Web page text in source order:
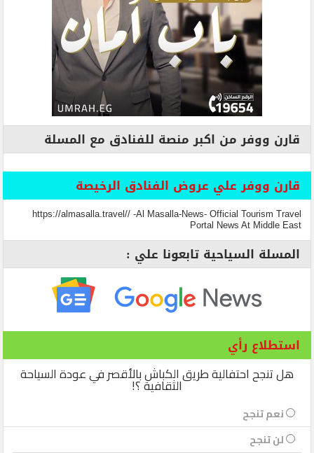
قارن ووفر من اكبر منصة للفنادق مع المسلة
قارن ووفر علي عروض الفنادق الرخيصة
https://almasalla.travel// -Al Masalla-News- Official Tourism Travel
Portal News At Middle East
المسلة السياحية تابعونا علي :
استطلاع رأي
هل تنجح احتفالية طريق الكباش بالأقصر في عودة السياحة
الثقافية ؟!
نعم تنجح
لن تنجح